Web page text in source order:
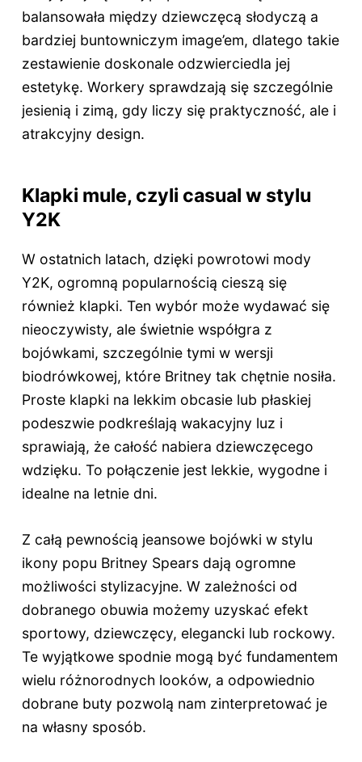
balansowała między dziewczęcą słodyczą a
bardziej buntowniczym image’em, dlatego takie
zestawienie doskonale odzwierciedla jej
estetykę. Workery sprawdzają się szczególnie
jesienią i zimą, gdy liczy się praktyczność, ale i
atrakcyjny design.
Klapki mule, czyli casual w stylu
Y2K
W ostatnich latach, dzięki powrotowi mody
Y2K, ogromną popularnością cieszą się
również klapki. Ten wybór może wydawać się
nieoczywisty, ale świetnie współgra z
bojówkami, szczególnie tymi w wersji
biodrówkowej, które Britney tak chętnie nosiła.
Proste klapki na lekkim obcasie lub płaskiej
podeszwie podkreślają wakacyjny luz i
sprawiają, że całość nabiera dziewczęcego
wdzięku. To połączenie jest lekkie, wygodne i
idealne na letnie dni.
Z całą pewnością jeansowe bojówki w stylu
ikony popu Britney Spears dają ogromne
możliwości stylizacyjne. W zależności od
dobranego obuwia możemy uzyskać efekt
sportowy, dziewczęcy, elegancki lub rockowy.
Te wyjątkowe spodnie mogą być fundamentem
wielu różnorodnych looków, a odpowiednio
dobrane buty pozwolą nam zinterpretować je
na własny sposób.